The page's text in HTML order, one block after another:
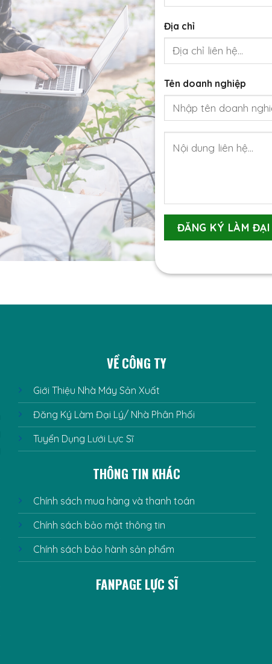
Địa chỉ
Tên doanh nghiệp
VỀ CÔNG TY
Giới Thiệu Nhà Máy Sản Xuất
Đăng Ký Làm Đại Lý/ Nhà Phân Phối
Tuyển Dụng Lưới Lực Sĩ
THÔNG TIN KHÁC
Chính sách mua hàng và thanh toán
Chính sách bảo mật thông tin
Chính sách bảo hành sản phẩm
FANPAGE LỰC SĨ